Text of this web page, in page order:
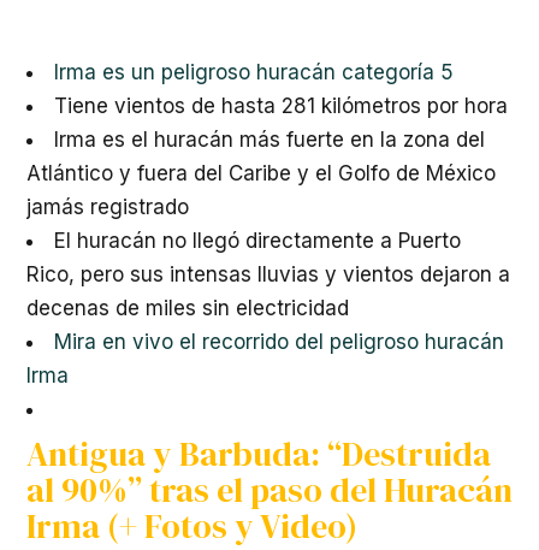
Irma es un peligroso huracán categoría 5
Tiene vientos de hasta 281 kilómetros por hora
Irma es el huracán más fuerte en la zona del
Atlántico y fuera del Caribe y el Golfo de México
jamás registrado
El huracán no llegó directamente a Puerto
Rico, pero sus intensas lluvias y vientos dejaron a
decenas de miles sin electricidad
Mira en vivo el recorrido del peligroso huracán
Irma
Antigua y Barbuda: “Destruida
al 90%” tras el paso del Huracán
Irma (+ Fotos y Video)